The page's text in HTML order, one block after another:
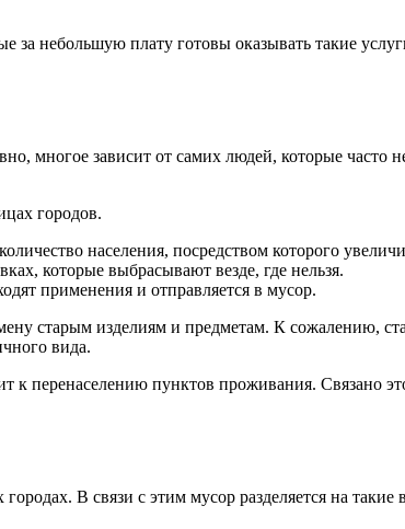
за небольшую плату готовы оказывать такие
многое зависит от самих людей, которые часто
городов.
населения, посредством которого
которые выбрасывают везде, где нельзя.
применения и отправляется в мусор.
старым изделиям и предметам. К сожалению,
вида.
к перенаселению пунктов проживания. Связано
В связи с этим мусор разделяется на такие